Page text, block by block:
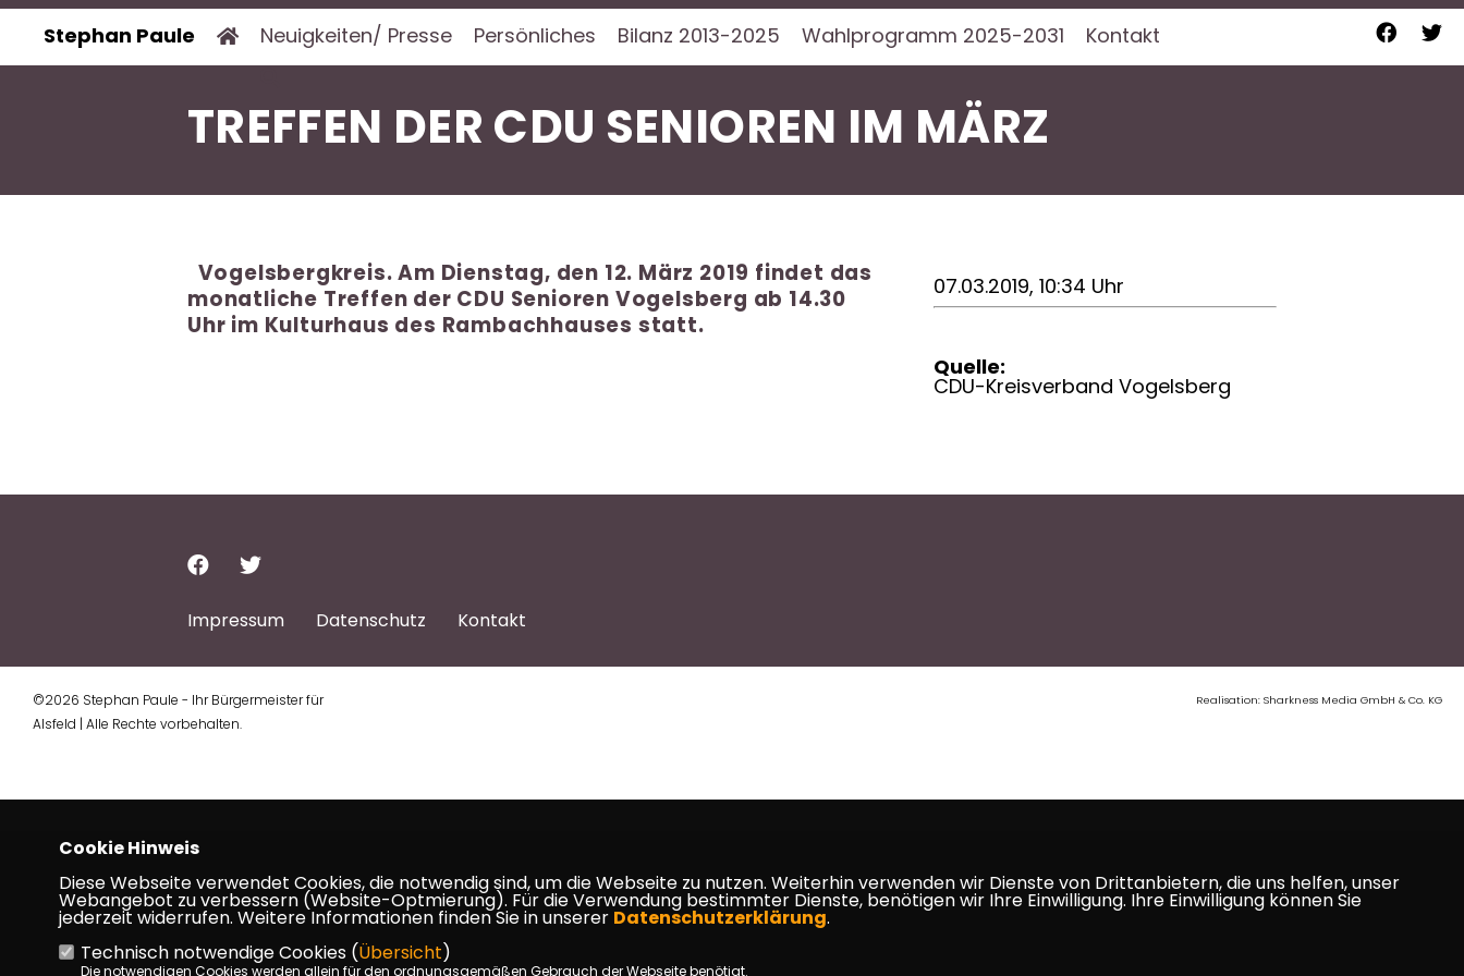
Stephan Paule Neuigkeiten/ Presse Persönliches Bilanz 2013-2025 Wahlprogramm 2025-2031 Kontakt
TREFFEN DER CDU SENIOREN IM MÄRZ
Vogelsbergkreis. Am Dienstag, den 12. März 2019 findet das
monatliche Treffen der CDU Senioren Vogelsberg ab 14.30
Uhr im Kulturhaus des Rambachhauses statt.
07.03.2019, 10:34 Uhr
Quelle:
CDU-Kreisverband Vogelsberg
Impressum Datenschutz Kontakt
©2026 Stephan Paule - Ihr Bürgermeister für
Alsfeld | Alle Rechte vorbehalten.
Realisation: Sharkness Media GmbH & Co. KG
Cookie Hinweis
Diese Webseite verwendet Cookies, die notwendig sind, um die Webseite zu nutzen. Weiterhin verwenden wir Dienste von Drittanbietern, die uns helfen, unser
Webangebot zu verbessern (Website-Optmierung). Für die Verwendung bestimmter Dienste, benötigen wir Ihre Einwilligung. Ihre Einwilligung können Sie
jederzeit widerrufen. Weitere Informationen finden Sie in unserer Datenschutzerklärung.
Technisch notwendige Cookies (Übersicht)
Die notwendigen Cookies werden allein für den ordnungsgemäßen Gebrauch der Webseite benötigt.